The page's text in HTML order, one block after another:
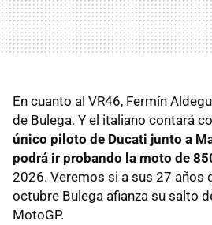
En cuanto al VR46, Fermín
de Bulega. Y el italiano contará
único piloto de Ducati junto a
podrá ir probando la moto de
2026. Veremos si a sus 27 años
octubre Bulega afianza su salto
MotoGP.